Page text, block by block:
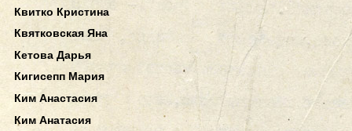
Квитко Кристина
Квятковская Яна
Кетова Дарья
Кигисепп Мария
Ким Анастасия
Ким Анатасия